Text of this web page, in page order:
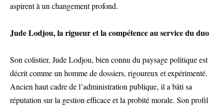
aspirent à un changement profond.
Jude Lodjou, la rigueur et la compétence au service du duo
Son colistier, Jude Lodjou, bien connu du paysage politique est
décrit comme un homme de dossiers, rigoureux et expérimenté.
Ancien haut cadre de l’administration publique, il a bâti sa
réputation sur la gestion efficace et la probité morale. Son profil